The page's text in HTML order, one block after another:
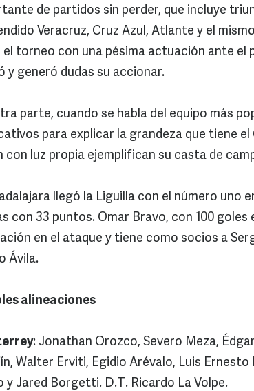
de partidos sin perder, que incluye
Veracruz, Cruz Azul, Atlante y el
torneo con una pésima actuación ante el
y generó dudas su accionar.
parte, cuando se habla del equipo más
para explicar la grandeza que tiene el
con luz propia ejemplifican su casta de
llegó la Liguilla con el número uno
con 33 puntos. Omar Bravo, con 100 goles
en el ataque y tiene como socios a
Ávila.
alineaciones
: Jonathan Orozco, Severo Meza,
Walter Erviti, Egidio Arévalo, Luis
y Jared Borgetti. D.T. Ricardo La Volpe.